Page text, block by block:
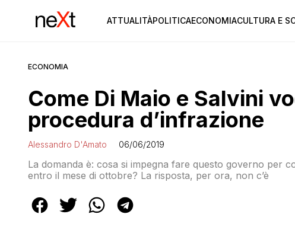
ATTUALITÀPOLITICAECONOMIACULTURA E
ECONOMIA
Come Di Maio e Salvini
procedura d’infrazione
Alessandro D'Amato 06/06/2019
La domanda è: cosa si impegna fare questo governo per
entro il mese di ottobre? La risposta, per ora, non c’è